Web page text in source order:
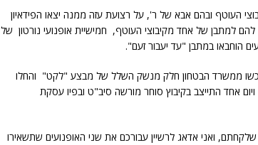
העוטף ובהם אבא של ר', על רצועת עזה ממנה יצאו הפידאיון
להם למתבן של אחד מקיבוצי העוטף, חמישיית אופנועי נורטון של
הוחבאו במתבן "עד יעבור זעם".
ממשרד הבטחון חלק מנשק השלל של מבצע "לקט" והחלו
אחד התייצב בקיבוץ סוחר מורשה סיב"ט ובפיו עסקת
ואני אדאג לרשיין עבורכם את שני האופנועים שתשאירו